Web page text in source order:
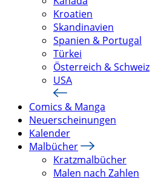
Kroatien
Skandinavien
Spanien & Portugal
Türkei
Österreich & Schweiz
USA
Comics & Manga
Neuerscheinungen
Kalender
Malbücher
Kratzmalbücher
Malen nach Zahlen